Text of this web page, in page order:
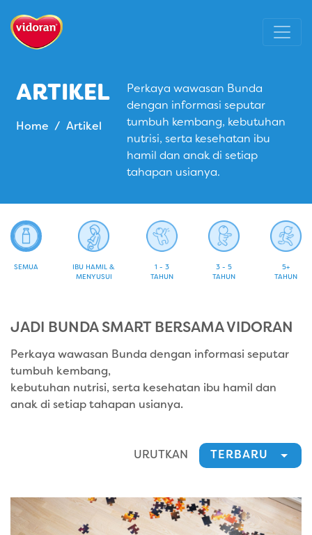
ARTIKEL
Home Artikel
Perkaya wawasan Bunda
dengan informasi seputar
tumbuh kembang, kebutuhan
nutrisi, serta kesehatan ibu
hamil dan anak di setiap
tahapan usianya.
SEMUA
IBU HAMIL &
MENYUSUI
1 - 3
TAHUN
3 - 5
TAHUN
5+
TAHUN
JADI BUNDA SMART BERSAMAVIDORAN
Perkaya wawasan Bunda dengan informasi seputar
tumbuh kembang,
kebutuhan nutrisi, serta kesehatan ibu hamil dan
anak di setiap tahapan usianya.
URUTKAN TERBARU